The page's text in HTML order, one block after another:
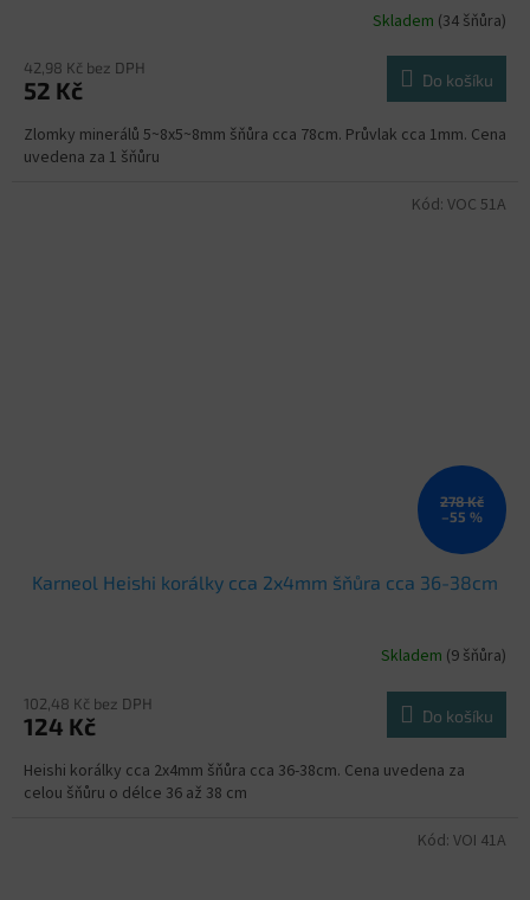
Skladem (34 šňůra)
42,98 Kč bez DPH
52 Kč Do košíku
Zlomky minerálů 5~8x5~8mm šňůra cca 78cm. Průvlak cca 1mm. Cena
uvedena za 1 šňůru
278 Kč
–55 %
Karneol Heishi korálky cca 2x4mm šňůra cca 36-38cm
Skladem (9 šňůra)
102,48 Kč bez DPH
124 Kč Do košíku
Heishi korálky cca 2x4mm šňůra cca 36-38cm. Cena uvedena za
celou šňůru o délce 36 až 38 cm
Kód: VOC 51A
Kód: VOI 41A